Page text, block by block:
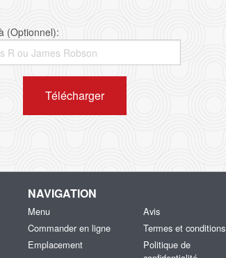
(Optionnel):
Télécharger
NAVIGATION
Menu
Commander en ligne
Emplacement
Avis
Termes et conditions
Politique de